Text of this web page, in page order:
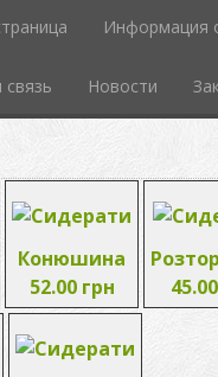
Информация
Новости
Конюшина
52.00 грн